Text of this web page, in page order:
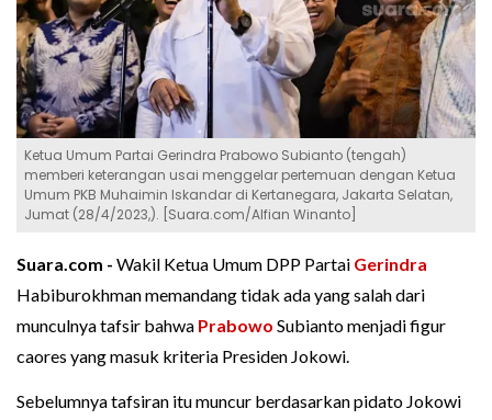
Ketua Umum Partai Gerindra Prabowo Subianto (tengah)
memberi keterangan usai menggelar pertemuan dengan Ketua
Umum PKB Muhaimin Iskandar di Kertanegara, Jakarta Selatan,
Jumat (28/4/2023,). [Suara.com/Alfian Winanto]
Suara.com - Wakil Ketua Umum DPP Partai Gerindra
Habiburokhman memandang tidak ada yang salah dari
munculnya tafsir bahwa Prabowo Subianto menjadi figur
caores yang masuk kriteria Presiden Jokowi.
Sebelumnya tafsiran itu muncur berdasarkan pidato Jokowi